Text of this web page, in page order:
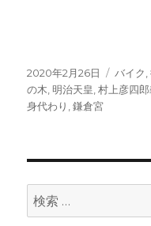
投
稿
日:
2020年2月26日
カ
テ
バイク,
の木,明治天皇,村上彦四
身代わり ,鎌倉宮
検
索: